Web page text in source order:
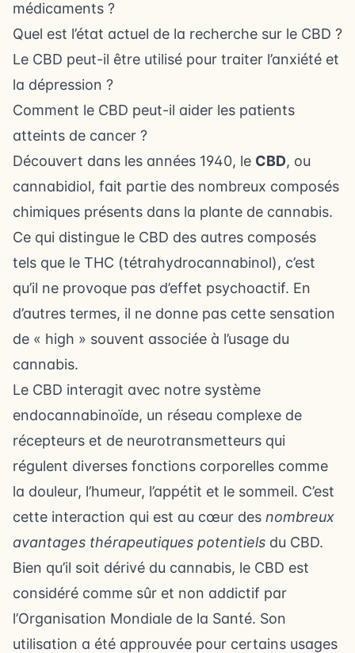
médicaments ?
Quel est l’état actuel de la recherche sur le CBD ?
Le CBD peut-il être utilisé pour traiter l’anxiété et
la dépression ?
Comment le CBD peut-il aider les patients
atteints de cancer ?
Découvert dans les années 1940, le CBD, ou
cannabidiol, fait partie des nombreux composés
chimiques présents dans la plante de cannabis.
Ce qui distingue le CBD des autres composés
tels que le THC (tétrahydrocannabinol), c’est
qu’il ne provoque pas d’effet psychoactif. En
d’autres termes, il ne donne pas cette sensation
de « high » souvent associée à l’usage du
cannabis.
Le CBD interagit avec notre système
endocannabinoïde, un réseau complexe de
récepteurs et de neurotransmetteurs qui
régulent diverses fonctions corporelles comme
la douleur, l’humeur, l’appétit et le sommeil. C’est
cette interaction qui est au cœur des nombreux
avantages thérapeutiques potentiels du CBD.
Bien qu’il soit dérivé du cannabis, le CBD est
considéré comme sûr et non addictif par
l’Organisation Mondiale de la Santé. Son
utilisation a été approuvée pour certains usages